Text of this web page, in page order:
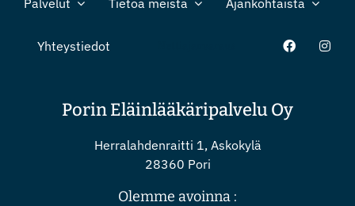
Palvelut Tietoa meistä Ajankohtaista
Yhteystiedot
Porin Eläinlääkäripalvelu Oy
Herralahdenraitti 1, Askokylä
28360 Pori
Olemme avoinna :